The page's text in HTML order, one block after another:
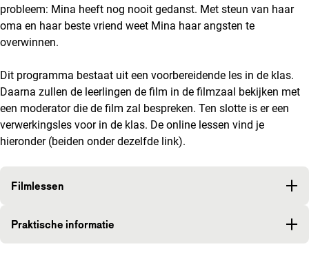
probleem: Mina heeft nog nooit gedanst. Met steun van haar
oma en haar beste vriend weet Mina haar angsten te
overwinnen.
Dit programma bestaat uit een voorbereidende les in de klas.
Daarna zullen de leerlingen de film in de filmzaal bekijken met
een moderator die de film zal bespreken. Ten slotte is er een
verwerkingsles voor in de klas. De online lessen vind je
hieronder (beiden onder dezelfde link).
Filmlessen
Praktische informatie